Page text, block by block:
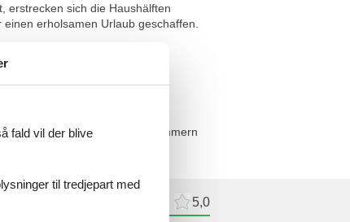
erstrecken sich die Haushälften
erholsamen Urlaub geschaffen.
auf einem der hiesigen
Erdgeschoss und 3 Schlafzimmern
5,0
fald vil der blive
til tredjepart med